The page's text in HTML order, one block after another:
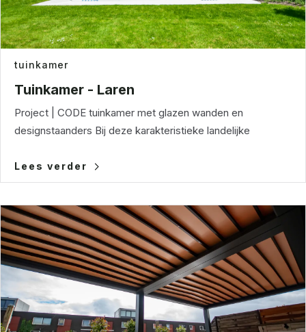
tuinkamer
Tuinkamer - Laren
Project | CODE tuinkamer met glazen wanden en
designstaanders Bij deze karakteristieke landelijke
Lees verder